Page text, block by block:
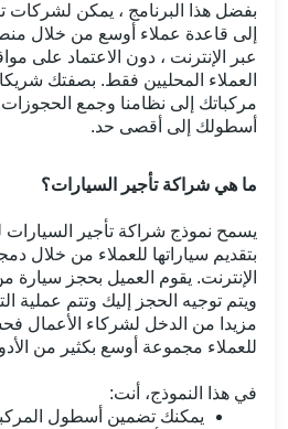
بفضل هذا البرنامج ، يمكن لشركات
إلى قاعدة عملاء أوسع من خلال
عبر الإنترنت ، دون الاعتماد على
العملاء المحليين فقط. بصفتك شريكا
مركباتك إلى نظامنا وجمع
أسطولك إلى أقصى حد.
ما هي شراكة تأجير السيارات؟
يسمح نموذج شراكة تأجير
بتقديم سياراتها للعملاء من خلال
الإنترنت. يقوم العميل بحجز سيارة
ويتم توجيه الحجز إليك وتتم عملية
مزيدا من الدخل لشركاء الأعمال
للعملاء مجموعة أوسع بكثير من
في هذا النموذج، أنت:
يمكنك تضمين أسطول